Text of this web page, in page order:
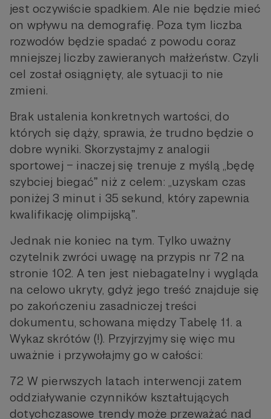
jest oczywiście spadkiem. Ale nie będzie mieć
on wpływu na demografię. Poza tym liczba
rozwodów będzie spadać z powodu coraz
mniejszej liczby zawieranych małżeństw. Czyli
cel został osiągnięty, ale sytuacji to nie
zmieni.
Brak ustalenia konkretnych wartości, do
których się dąży, sprawia, że trudno będzie o
dobre wyniki. Skorzystajmy z analogii
sportowej – inaczej się trenuje z myślą „będę
szybciej biegaćˮ niż z celem: „uzyskam czas
poniżej 3 minut i 35 sekund, który zapewnia
kwalifikację olimpijskąˮ.
Jednak nie koniec na tym. Tylko uważny
czytelnik zwróci uwagę na przypis nr 72 na
stronie 102. A ten jest niebagatelny i wygląda
na celowo ukryty, gdyż jego treść znajduje się
po zakończeniu zasadniczej treści
dokumentu, schowana między Tabelę 11. a
Wykaz skrótów (!). Przyjrzyjmy się więc mu
uważnie i przywołajmy go w całości:
72 W pierwszych latach interwencji zatem
oddziaływanie czynników kształtujących
dotychczasowe trendy może przeważać nad